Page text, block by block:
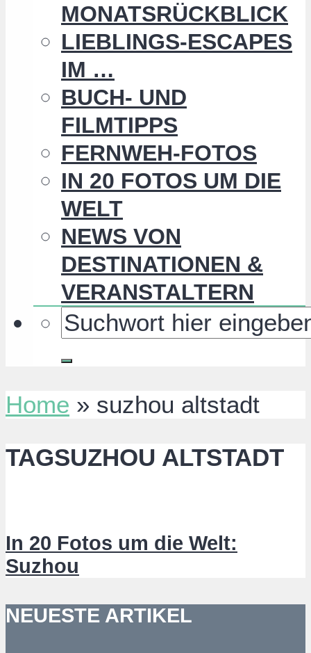
MONATSRÜCKBLICK
LIEBLINGS-ESCAPES
IM …
BUCH- UND
FILMTIPPS
FERNWEH-FOTOS
IN 20 FOTOS UM DIE
WELT
NEWS VON
DESTINATIONEN &
VERANSTALTERN
Home » suzhou altstadt
TAGSUZHOU ALTSTADT
In 20 Fotos um die Welt:
Suzhou
NEUESTE ARTIKEL